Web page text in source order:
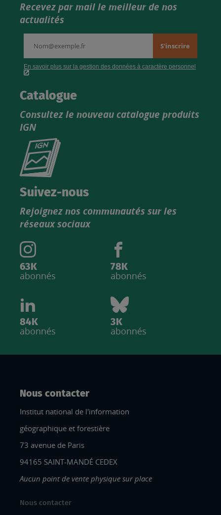
Recevez par mail le meilleur de nos
actualités
Catalogue
Consultez le nouveau catalogue produits
IGN
Consultez
catalogue
Suivez-nous
Rejoignez nos communautés sur les
réseaux sociaux
63K
abonnés
78K
abonnés
84K
abonnés
3K
abonnés
Nous contacter
Institut national de l'information
géographique et forestière
73 avenue de Paris
94165 SAINT-MANDÉ CEDEX
Aucun point de vente physique sur place
Nous contacter